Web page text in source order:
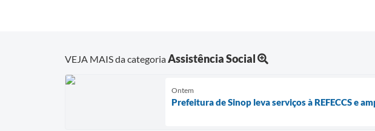
VEJA MAIS da categoriaAssistência Social
Ontem
Prefeitura de Sinop leva serviços à REFECCS e